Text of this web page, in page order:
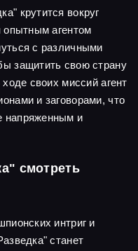
крутится вокруг
опытным агентом
с различными
защитить свою страну
своих миссий агент
и заговорами, что
напряженным и
смотреть
интриг и
станет